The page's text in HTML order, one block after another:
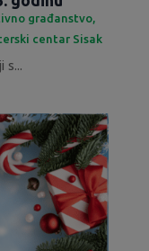
građanstvo,
centar Sisak
s...